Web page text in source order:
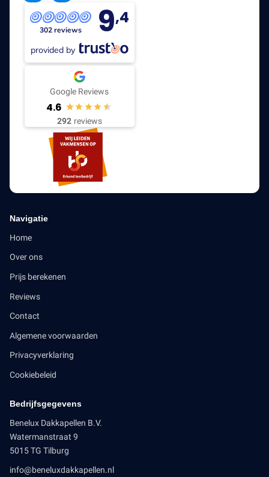
302 reviews 9,4
provided by
Google Reviews
4.6
292 reviews
Navigatie
Home
Over ons
Prijs berekenen
Reviews
Contact
Algemene voorwaarden
Privacyverklaring
Cookiebeleid
Bedrijfsgegevens
Benelux Dakkapellen B.V.
Watermanstraat 9
5015 TG Tilburg
info@beneluxdakkapellen.nl